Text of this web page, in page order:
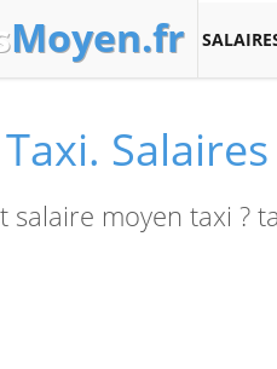
Moyen.fr
salaire moyen taxi ?